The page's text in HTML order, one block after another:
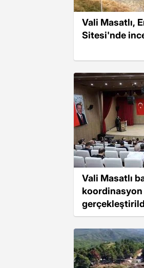
Vali Masatlı,
Sitesi'nde
Vali Masatlı
koordinasyon